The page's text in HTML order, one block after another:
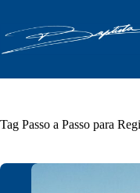
o
conteúdo
Tag Passo a Passo para